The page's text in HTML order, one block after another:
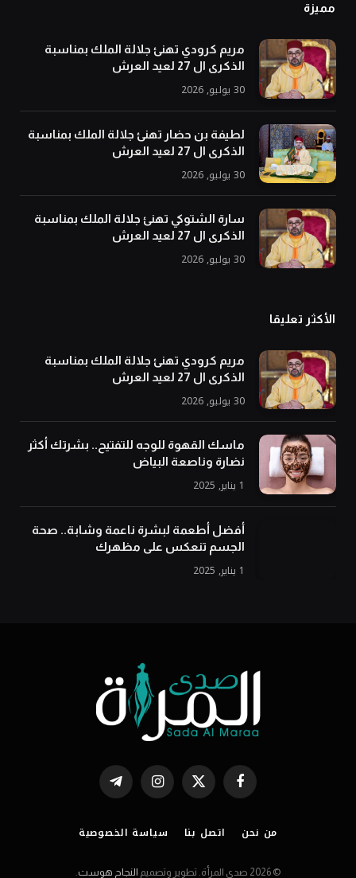
مميزة
مريم كرودي تهنئ جلالة الملك بمناسبة
الذكرى ال 27 لعيد العرش
30 يوليو, 2026
لطيفة بن حضار تهنئ جلالة الملك بمناسبة
الذكرى ال 27 لعيد العرش
30 يوليو, 2026
سارة الشتوكي تهنئ جلالة الملك بمناسبة
الذكرى ال 27 لعيد العرش
30 يوليو, 2026
الأكثر تعليقا
مريم كرودي تهنئ جلالة الملك بمناسبة
الذكرى ال 27 لعيد العرش
30 يوليو, 2026
ماسك القهوة للوجه للتفتيح.. بشرتك أكثر
نضارة وناصعة البياض
1 يناير, 2025
أفضل أطعمة لبشرة ناعمة وشابة.. صحة
الجسم تنعكس على مظهرك
1 يناير, 2025
فيسبوك X
الانستغرامتيلقرام
من نحن اتصل بنا سياسة الخصوصية
© 2026 صدى المرأة. تطوير وتصميم النجاح هوست